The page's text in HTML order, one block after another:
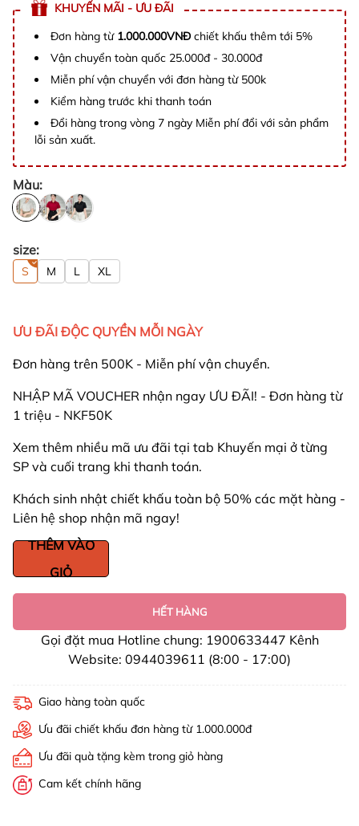
KHUYẾN MÃI - ƯU ĐÃI
Đơn hàng từ 1.000.000VNĐchiết khấu thêm tới 5%
Vận chuyển toàn quốc 25.000đ - 30.000đ
Miễn phí vận chuyển với đơn hàng từ 500k
Kiểm hàng trước khi thanh toán
Đổi hàng trong vòng 7 ngày Miễn phí đổi với sản phẩm
lỗi sản xuất.
Màu:
size:
S M L XL
ƯU ĐÃI ĐỘC QUYỀN MỖI NGÀY
Đơn hàng trên 500K - Miễn phí vận chuyển.
NHẬP MÃ VOUCHER nhận ngay ƯU ĐÃI! - Đơn hàng từ
1 triệu - NKF50K
Xem thêm nhiều mã ưu đãi tại tab Khuyến mại ở từng
SP và cuối trang khi thanh toán.
Khách sinh nhật chiết khấu toàn bộ 50% các mặt hàng -
Liên hệ shop nhận mã ngay!
THÊM VÀO
GIỎ
HẾT HÀNG
Gọi đặt mua Hotline chung: 1900633447 Kênh
Website: 0944039611 (8:00 - 17:00)
Giao hàng toàn quốc
Ưu đãi chiết khấu đơn hàng từ 1.000.000đ
Ưu đãi quà tặng kèm trong giỏ hàng
Cam kết chính hãng